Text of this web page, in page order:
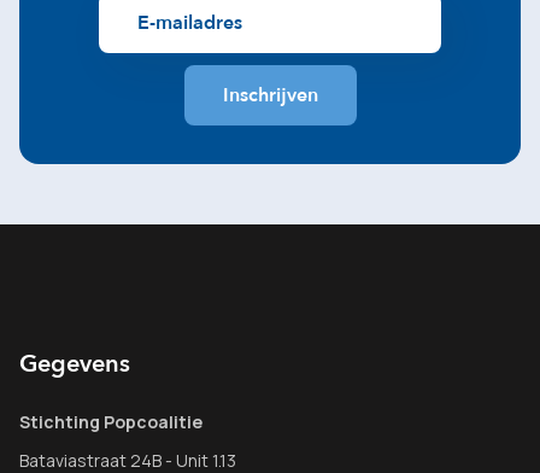
Gegevens
Stichting Popcoalitie
Bataviastraat 24B - Unit 1.13